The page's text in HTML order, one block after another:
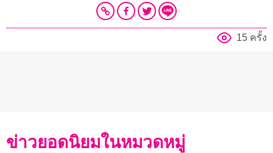
15 ครั้ง
ข่าวยอดนิยมในหมวดหมู่